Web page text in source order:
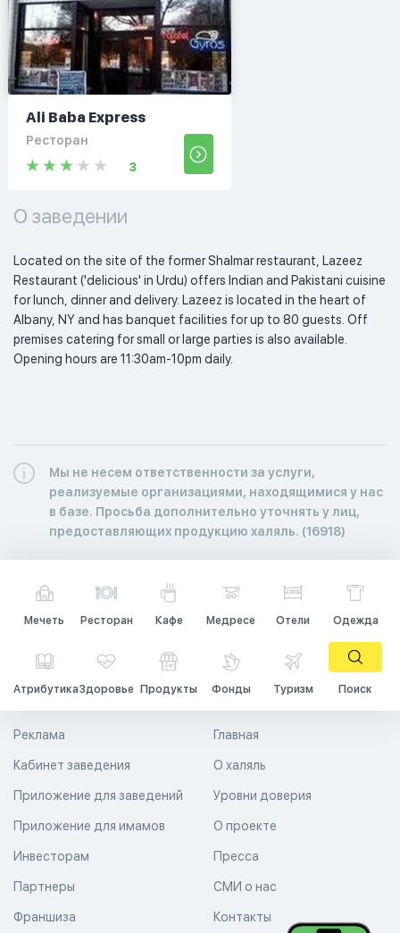
Ali Baba Express
Ресторан
3
О заведении
Located on the site of the former Shalmar restaurant, Lazeez
Restaurant ('delicious' in Urdu) offers Indian and Pakistani cuisine
for lunch, dinner and delivery. Lazeez is located in the heart of
Albany, NY and has banquet facilities for up to 80 guests. Off
premises catering for small or large parties is also available.
Opening hours are 11:30am-10pm daily.
Мы не несем ответственности за услуги,
реализуемые организациями, находящимися у нас
в базе. Просьба дополнительно уточнять у лиц,
предоставляющих продукцию халяль. (16918)
Мечеть Ресторан Кафе Медресе Отели Одежда
АтрибутикаЗдоровье Продукты Фонды Туризм Поиск
Главная
О халяль
Уровни доверия
Реклама
Кабинет заведения
Приложение для заведений
Приложение для имамов О проекте
Пресса
СМИ о нас
Контакты
Инвесторам
Партнеры
Франшиза